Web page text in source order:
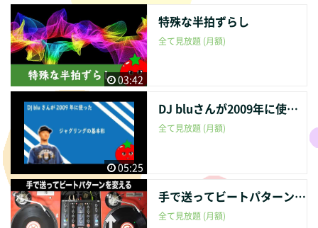
03:42
特殊な半拍ずらし
全て見放題 (月額)
05:25
DJ bluさんが2009年に使ったジャグリングの基本形【DJ講座】【二枚使い】
全て見放題 (月額)
手で送ってビートパターンを変えるジャグリング【DJ講座】【二枚使い】
全て見放題 (月額)